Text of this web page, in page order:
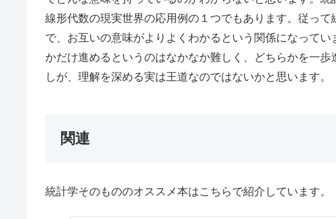
線形代数の現実世界の応用例の１つでもあります。従っ
で、お互いの意味がよりよくわかるという関係になって
かだけ進めるというのはなかなか難しく、どちらかを一
しが、理解を深める実は王道なのではないかと思います。
関連
統計学そのもののオススメ本はこちらで紹介しています。